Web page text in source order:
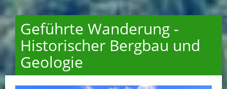
Geführte Wanderung -
Historischer Bergbau und
Geologie